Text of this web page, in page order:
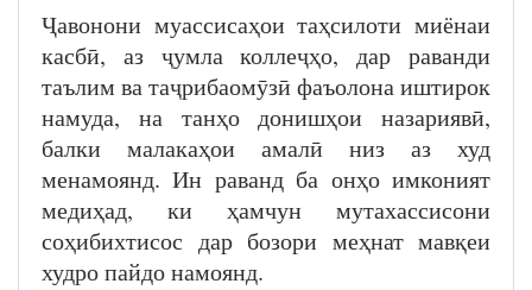
Ҷавонони муассисаҳои таҳсилоти миёнаи
касбӣ, аз ҷумла коллеҷҳо, дар раванди
таълим ва таҷрибаомӯзӣ фаъолона иштирок
намуда, на танҳо донишҳои назариявӣ,
балки малакаҳои амалӣ низ аз худ
менамоянд. Ин раванд ба онҳо имконият
медиҳад, ки ҳамчун мутахассисони
соҳибихтисос дар бозори меҳнат мавқеи
худро пайдо намоянд.